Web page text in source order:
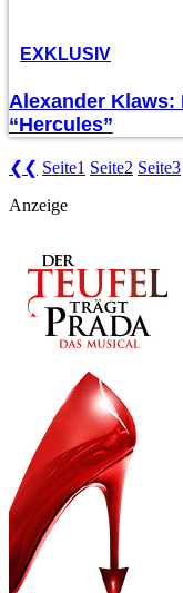
EXKLUSIV
Alexander Klaws:
“Hercules”
❮❮ Seite1 Seite2 Seite3
Anzeige